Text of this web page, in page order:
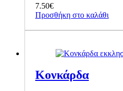
7.50€
Προσθήκη στο καλάθι
Κονκάρδα